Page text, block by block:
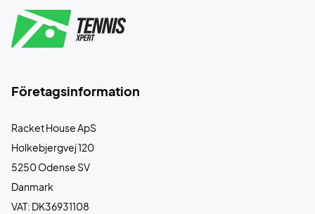
Företagsinformation
Racket House ApS
Holkebjergvej 120
5250 Odense SV
Danmark
VAT: DK36931108